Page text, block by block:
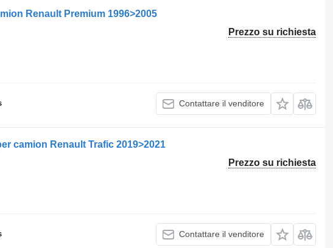
Renault Premium 1996>2005
Prezzo su richiesta
Contattare il venditore
camion Renault Trafic 2019>2021
Prezzo su richiesta
Contattare il venditore